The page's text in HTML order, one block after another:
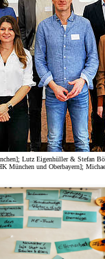
Lutz Eigenhüller & Stefan
München und Oberbayern];